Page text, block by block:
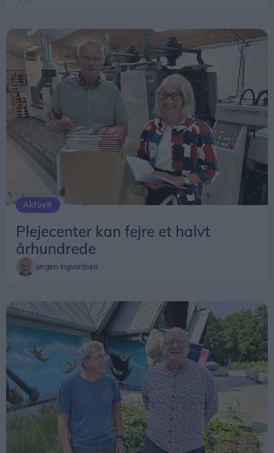
Aktuelt
Plejecenter kan fejre et halvt
århundrede
Jørgen Ingvardsen